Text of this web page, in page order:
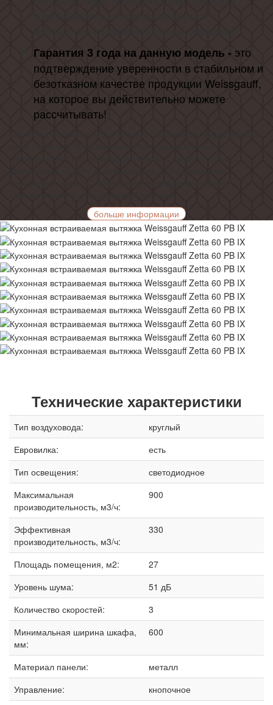
Гарантия 3 года на данную модель - это
подтверждение уверенности в стабильном и
безотказном качестве продукции Weissgauff,
на которое вы действительно можете
рассчитывать!
больше информации
Технические характеристики
Тип воздуховода:
круглый
Евровилка:
есть
Тип освещения:
светодиодное
Максимальная
производительность, м3/ч:
900
Эффективная
производительность, м3/ч:
330
Площадь помещения, м2:
27
Уровень шума:
51 дБ
Количество скоростей:
3
Минимальная ширина шкафа,
мм:
600
Материал панели:
металл
Управление:
кнопочное